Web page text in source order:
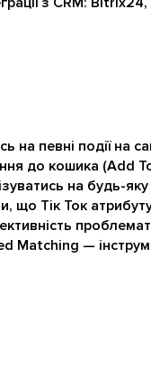
на певні події на
до кошика (Add
на будь-
що Тік Ток
Matching —